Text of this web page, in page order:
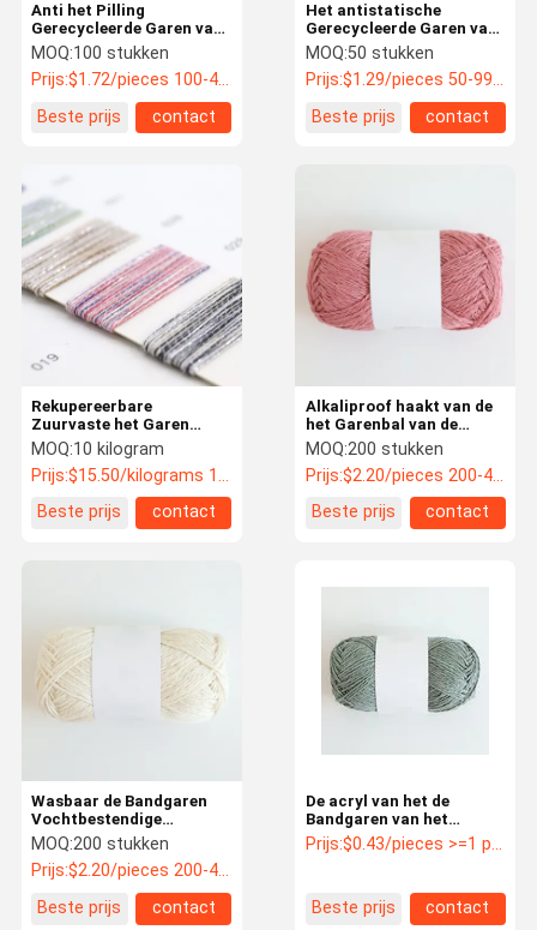
Anti het Pilling
Gerecycleerde Garen van
de Linnenband In te
ademen voor het Met de
hand breien
MOQ:100 stukken
Prijs:$1.72/pieces 100-499 pieces
Beste prijs
contact
Het antistatische
Gerecycleerde Garen van
de Linnenband, het
Multifunctionele Met de
hand breien haakt
MOQ:50 stukken
Prijs:$1.29/pieces 50-99 pieces
Beste prijs
contact
Rekupereerbare
Zuurvaste het Garen
Katoenen van de
Linnenband
Multifunctionele
MOQ:10 kilogram
Prijs:$15.50/kilograms 10-499 kilograms
Beste prijs
contact
Alkaliproof haakt van de
het Garenbal van de
Linnenband de Anti
Rekupereerbare Bacteriën
MOQ:200 stukken
Prijs:$2.20/pieces 200-499 pieces
Beste prijs
contact
Wasbaar de Bandgaren
Vochtbestendige
Gerecycleerde
Alkaliproof van het
Bamboelinnen
MOQ:200 stukken
Prijs:$2.20/pieces 200-499 pieces
Beste prijs
contact
De acryl van het de
Bandgaren van het
Polyesterlinnen
Vochtbestendige Bestand
Prijs:$0.43/pieces >=1 pieces
Beste prijs contact